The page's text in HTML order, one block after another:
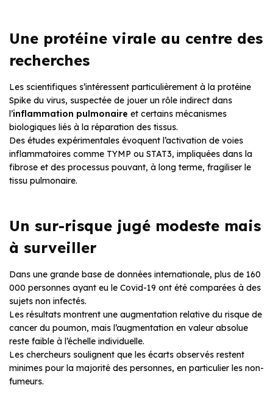
Une protéine virale au centre des
recherches
Les scientifiques s’intéressent particulièrement à la protéine
Spike du virus, suspectée de jouer un rôle indirect dans
l’inflammation pulmonaire et certains mécanismes
biologiques liés à la réparation des tissus.
Des études expérimentales évoquent l’activation de voies
inflammatoires comme TYMP ou STAT3, impliquées dans la
fibrose et des processus pouvant, à long terme, fragiliser le
tissu pulmonaire.
Un sur-risque jugé modeste mais
à surveiller
Dans une grande base de données internationale, plus de 160
000 personnes ayant eu le Covid-19 ont été comparées à des
sujets non infectés.
Les résultats montrent une augmentation relative du risque de
cancer du poumon, mais l’augmentation en valeur absolue
reste faible à l’échelle individuelle.
Les chercheurs soulignent que les écarts observés restent
minimes pour la majorité des personnes, en particulier les non-
fumeurs.